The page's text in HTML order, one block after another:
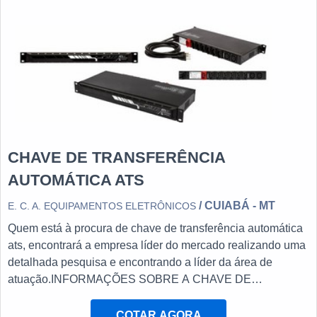
CHAVE DE TRANSFERÊNCIA
AUTOMÁTICA ATS
E. C. A. EQUIPAMENTOS ELETRÔNICOS / CUIABÁ - MT
Quem está à procura de chave de transferência automática
ats, encontrará a empresa líder do mercado realizando uma
detalhada pesquisa e encontrando a líder da área de
atuação.INFORMAÇÕES SOBRE A CHAVE DE
chave de transferência automática ats em uma empresa